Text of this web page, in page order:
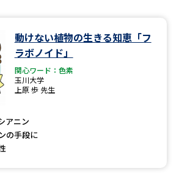
テレメール全国一斉進学調査
発見
動けない植物の生きる知恵「フ
ラボノイド」
関心ワード：色素
玉川大学
上原 歩 先生
アニン
の手段に